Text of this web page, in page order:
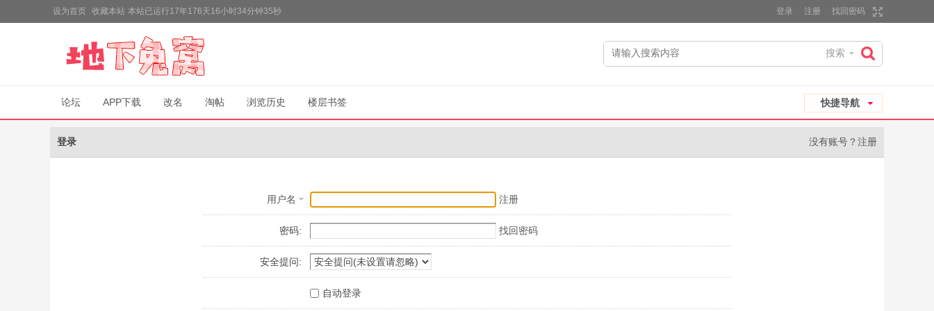
设为首页 收藏本站 本站已运行17年176天16小时34分钟35秒 登录 注册 找回密码
搜索
快捷导航
论坛 APP下载 改名 淘帖 浏览历史 楼层书签
没有账号？ 注册
登录
用户名 注册
密码: 找回密码
安全提问:
自动登录